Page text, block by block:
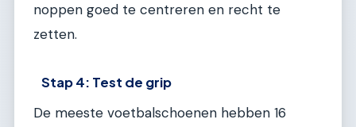
noppen goed te centreren en recht te
zetten.
Stap 4: Test de grip
De meeste voetbalschoenen hebben 16